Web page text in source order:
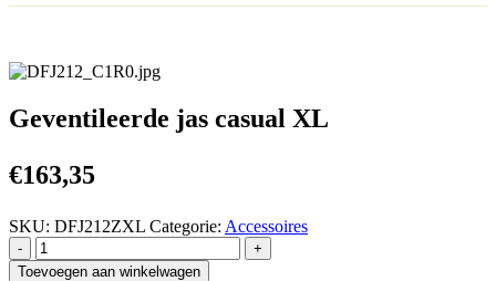
Geventileerde jas casual XL
€163,35
SKU: DFJ212ZXL Categorie: Accessoires
-
+
Toevoegen aan winkelwagen